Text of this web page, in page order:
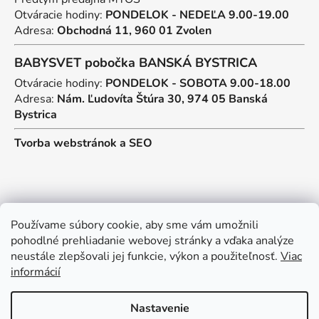
Používame súbory cookie, aby sme vám umožnili
pohodlné prehliadanie webovej stránky a vďaka analýze
neustále zlepšovali jej funkcie, výkon a použiteľnosť. Viac
informácií
Nastavenie
Otváracie hodiny: PONDELOK - NEDEĽA 9.00-19.00
Adresa: Obchodná 11, 960 01 Zvolen
BABYSVET pobočka BANSKÁ BYSTRICA
Otváracie hodiny: PONDELOK - SOBOTA 9.00-18.00
Adresa: Nám. Ľudovíta Štúra 30, 974 05 Banská
Bystrica
Tvorba webstránok a SEO
Kontakt
predajna@myos.sk
+421 902 950 906